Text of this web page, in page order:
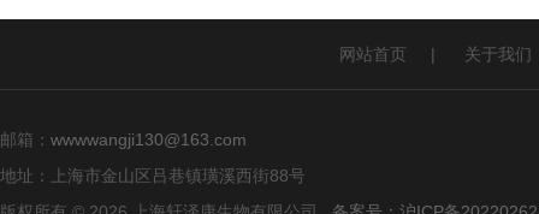
网站首页 | 关于我们
邮箱： wwwwangji130@163.com
地址：上海市金山区吕巷镇璜溪西街88号